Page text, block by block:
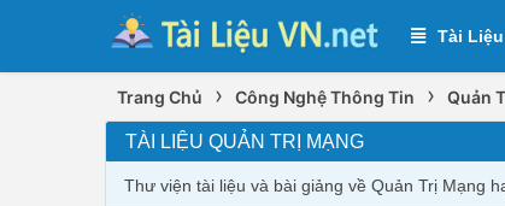
Tài Liệu
Trang Chủ › Công Nghệ Thông Tin › Quản
TÀI LIỆU QUẢN TRỊ MẠNG
Thư viện tài liệu và bài giảng về Quản Trị Mạng